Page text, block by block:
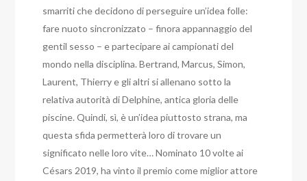
smarriti che decidono di perseguire un’idea folle:
fare nuoto sincronizzato – finora appannaggio del
gentil sesso – e partecipare ai campionati del
mondo nella disciplina. Bertrand, Marcus, Simon,
Laurent, Thierry e gli altri si allenano sotto la
relativa autorità di Delphine, antica gloria delle
piscine. Quindi, sì, è un’idea piuttosto strana, ma
questa sfida permetterà loro di trovare un
significato nelle loro vite… Nominato 10 volte ai
Césars 2019, ha vinto il premio come miglior attore